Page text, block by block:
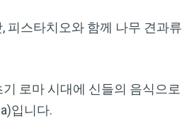
피스타치오와 함께 나무 견과
로마 시대에 신들의 음식으
입니다.